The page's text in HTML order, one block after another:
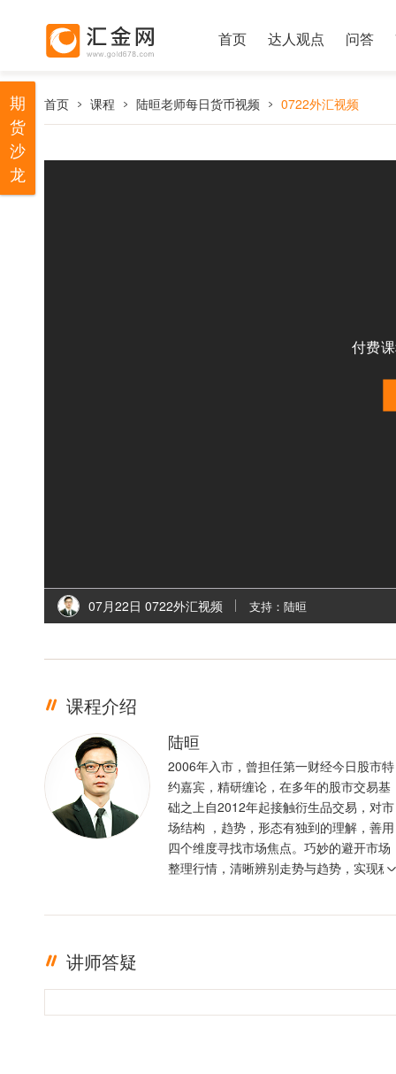
首页 达人观点 问答
首页 课程 陆晅老师每日货币视频 0722外汇视频
付费
07月22日 0722外汇视频 支持：陆晅
课程介绍
陆晅
2006年入市，曾担任第一财经今日股市特
约嘉宾，精研缠论，在多年的股市交易基
础之上自2012年起接触衍生品交易，对市
场结构 ，趋势，形态有独到的理解，善用
四个维度寻找市场焦点。巧妙的避开市场
整理行情，清晰辨别走势与趋势，实现稳
讲师答疑
期
货
沙
龙